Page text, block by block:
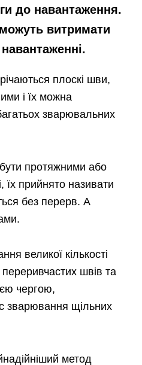
до навантаження.
витримати
плоскі шви,
і їх можна
зварювальних
протяжними або
їх прийнято називати
без перерв. А
великої кількості
переривчастих швів та
чергою,
зварювання щільних
метод